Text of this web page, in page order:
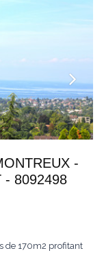
-
- 8092498
de 170m2 profitant